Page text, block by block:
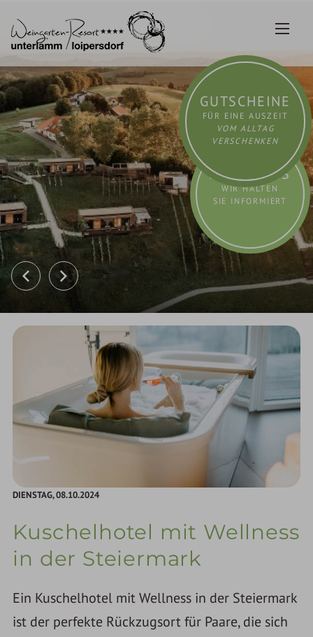
Inhalt
springen
GUTSCHEINE
FÜR EINE AUSZEIT
VOM ALLTAG
VERSCHENKEN
AKTUELLES
WIR HALTEN
SIE INFORMIERT
DIENSTAG,08.10.2024
Kuschelhotel mit Wellness
in der Steiermark
Ein Kuschelhotel mit Wellness in der Steiermark
ist der perfekte Rückzugsort für Paare, die sich